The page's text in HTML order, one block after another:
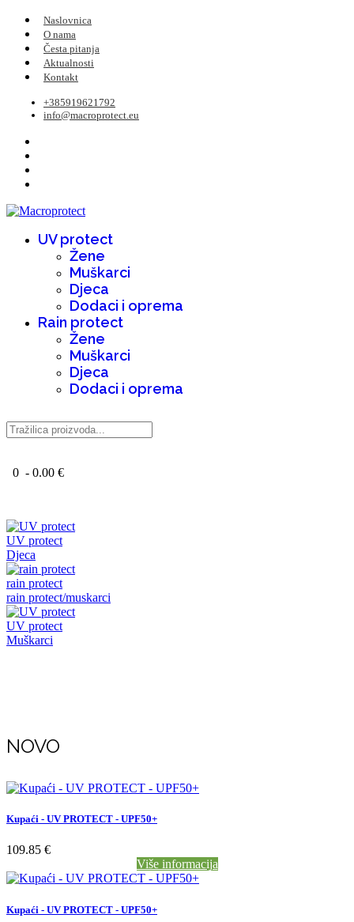
Naslovnica
O nama
Česta pitanja
Aktualnosti
Kontakt
+385919621792
info@macroprotect.eu
UV protect
Žene
Muškarci
Djeca
Dodaci i oprema
Rain protect
Žene
Muškarci
Djeca
Dodaci i oprema
0 - 0.00 €
UV protect
Djeca
rain protect
rain protect/muskarci
UV protect
Muškarci
NOVO
Kupaći - UV PROTECT - UPF50+
109.85 €
Više informacija
Kupaći - UV PROTECT - UPF50+